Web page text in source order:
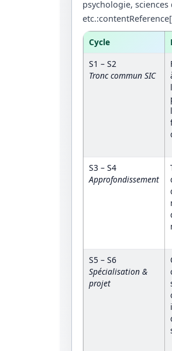
psychologie,
Cycle
S1 – S2
Tronc commun SIC
S3 – S4
Approfondissement
S5 – S6
Spécialisation &
projet